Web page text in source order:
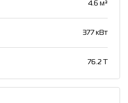
4.6 м³
377 кВт
76.2 T